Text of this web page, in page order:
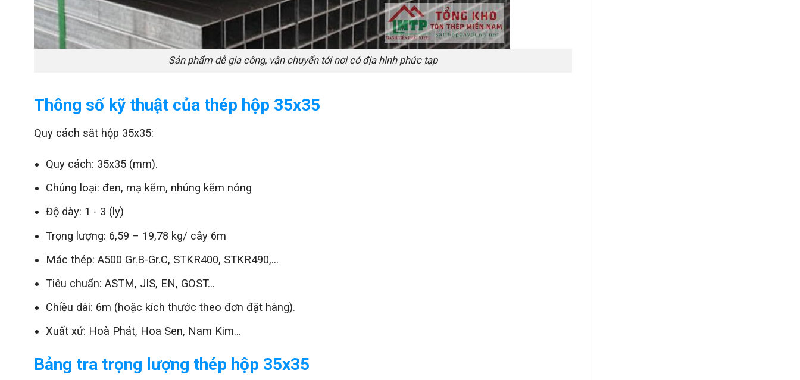
Sản phẩm dễ gia công, vận chuyển tới nơi có địa hình phức tạp
Thông số kỹ thuật của thép hộp 35x35
Quy cách sắt hộp 35x35:
Quy cách: 35x35 (mm).
Chủng loại: đen, mạ kẽm, nhúng kẽm nóng
Độ dày: 1 - 3 (ly)
Trọng lượng: 6,59 – 19,78 kg/ cây 6m
Mác thép: A500 Gr.B-Gr.C, STKR400, STKR490,...
Tiêu chuẩn: ASTM, JIS, EN, GOST...
Chiều dài: 6m (hoặc kích thước theo đơn đặt hàng).
Xuất xứ: Hoà Phát, Hoa Sen, Nam Kim…
Bảng tra trọng lượng thép hộp 35x35